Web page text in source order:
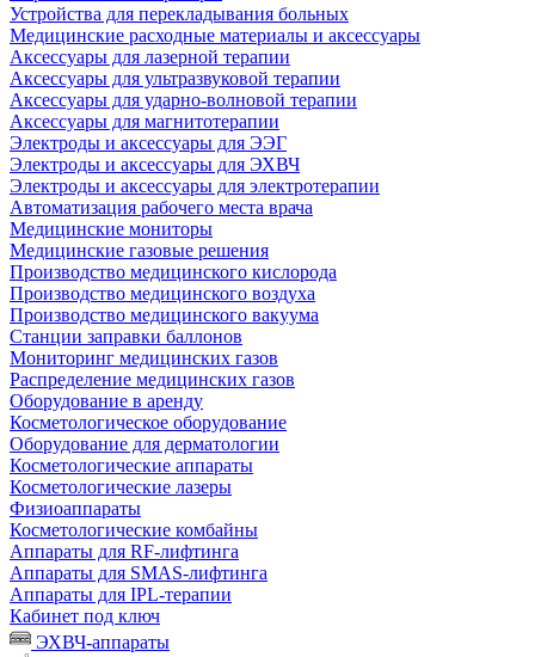
Устройства для перекладывания больных
Медицинские расходные материалы и аксессуары
Аксессуары для лазерной терапии
Аксессуары для ультразвуковой терапии
Аксессуары для ударно-волновой терапии
Аксессуары для магнитотерапии
Электроды и аксессуары для ЭЭГ
Электроды и аксессуары для ЭХВЧ
Электроды и аксессуары для электротерапии
Автоматизация рабочего места врача
Медицинские мониторы
Медицинские газовые решения
Производство медицинского кислорода
Производство медицинского воздуха
Производство медицинского вакуума
Станции заправки баллонов
Мониторинг медицинских газов
Распределение медицинских газов
Оборудование в аренду
Косметологическое оборудование
Оборудование для дерматологии
Косметологические аппараты
Косметологические лазеры
Физиоаппараты
Косметологические комбайны
Аппараты для RF-лифтинга
Аппараты для SMAS-лифтинга
Аппараты для IPL-терапии
Кабинет под ключ
ЭХВЧ-аппараты